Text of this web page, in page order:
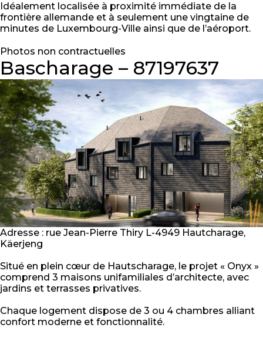
Idéalement localisée à proximité immédiate de la
frontière allemande et à seulement une vingtaine de
minutes de Luxembourg-Ville ainsi que de l’aéroport.
Photos non contractuelles
Bascharage – 87197637
Adresse : rue Jean-Pierre Thiry L-4949 Hautcharage,
Käerjeng
Situé en plein cœur de Hautscharage, le projet « Onyx »
comprend 3 maisons unifamiliales d’architecte, avec
jardins et terrasses privatives.
Chaque logement dispose de 3 ou 4 chambres alliant
confort moderne et fonctionnalité.